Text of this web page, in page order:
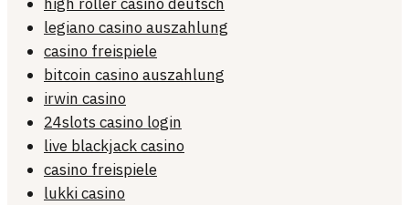
legiano casino auszahlung
casino freispiele
bitcoin casino auszahlung
irwin casino
24slots casino login
live blackjack casino
casino freispiele
lukki casino